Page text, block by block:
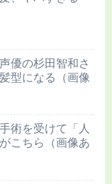
優の杉田智和さ
型になる（画像
術を受けて「人
こちら（画像あ